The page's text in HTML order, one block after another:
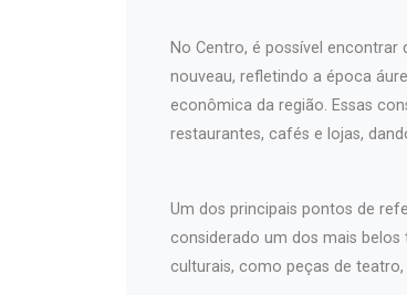
No Centro, é possível
nouveau, refletindo a época
econômica da região. Essas
restaurantes, cafés e lojas,
Um dos principais pontos de
considerado um dos mais
culturais, como peças de